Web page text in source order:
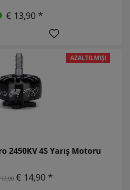
€ 13,90 *
AZALTILMIŞ!
2450KV 4S Yarış Motoru
€ 14,90 *